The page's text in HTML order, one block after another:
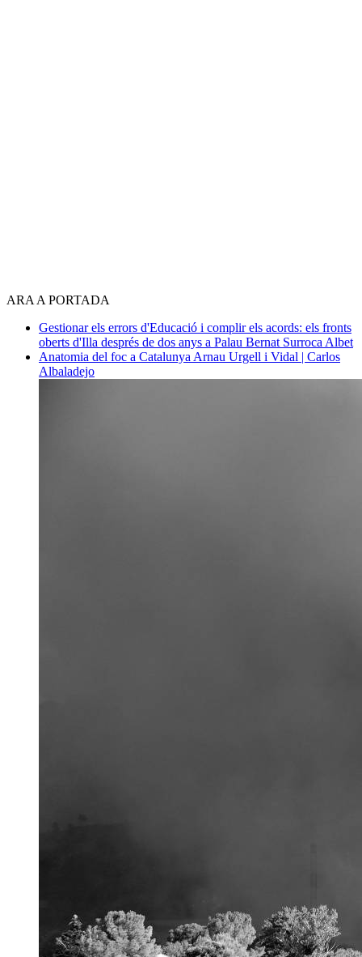
ARA A PORTADA
Gestionar els errors d'Educació i complir els acords: els fronts
oberts d'Illa després de dos anys a Palau Bernat Surroca Albet
Anatomia del foc a Catalunya Arnau Urgell i Vidal | Carlos
Albaladejo